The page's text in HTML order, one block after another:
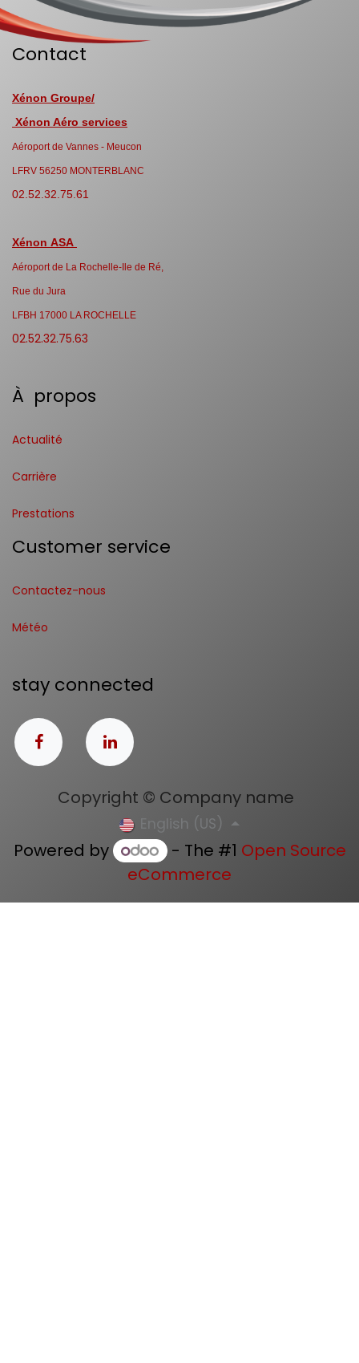
Contact
Xénon Groupe/
Xénon Aéro services
Aéroport de Vannes - Meucon
LFRV 56250 MONTERBLANC
02.52.32.75.61
Xénon ASA
Aéroport de La Rochelle-Ile de Ré,
Rue du Jura
LFBH 17000 LA ROCHELLE
02.52.32.75.63
À propos
Actualité
Carrière
Prestations
Customer service
Contactez-nous
Météo
stay connected
Copyright © Company name
English (US)
Powered by - The #1 Open Source
eCommerce